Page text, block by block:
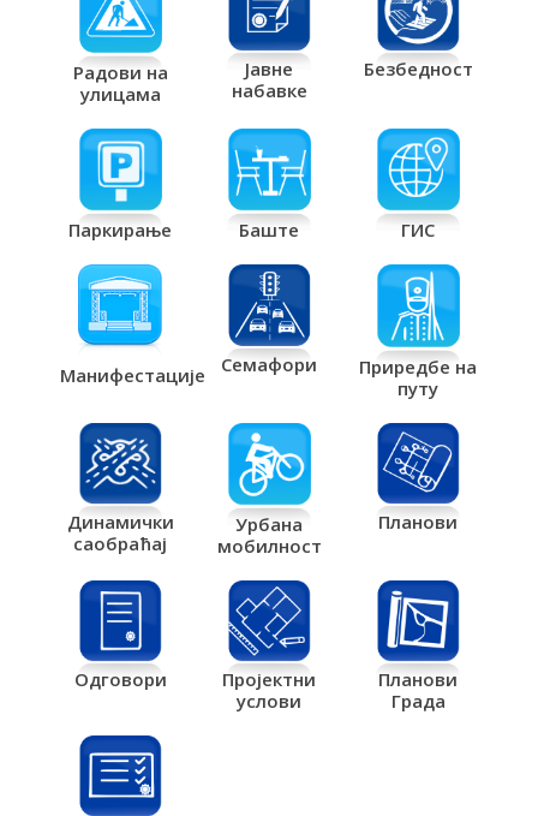
Радови на
улицама
Јавне
набавке
Безбедност
Паркирање Баште ГИС
Манифестације Семафори
Приредбе на
путу
Динамички
саобраћај
Урбана
мобилност
Планови
Одговори
Пројектни
услови
Планови
Града